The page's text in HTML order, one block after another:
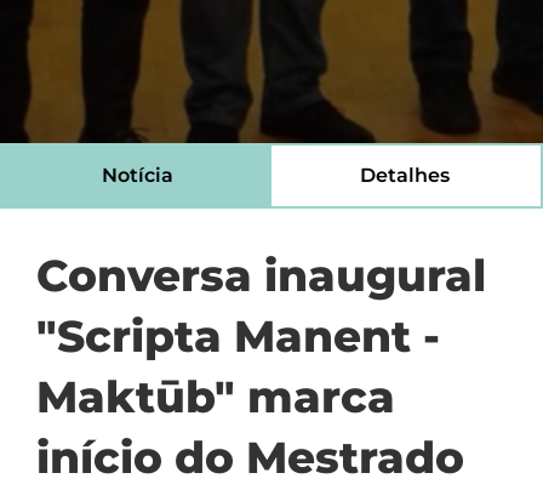
Notícia Detalhes
Conversa inaugural
"Scripta Manent -
Maktūb" marca
início do Mestrado